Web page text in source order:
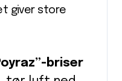
giver store
briser